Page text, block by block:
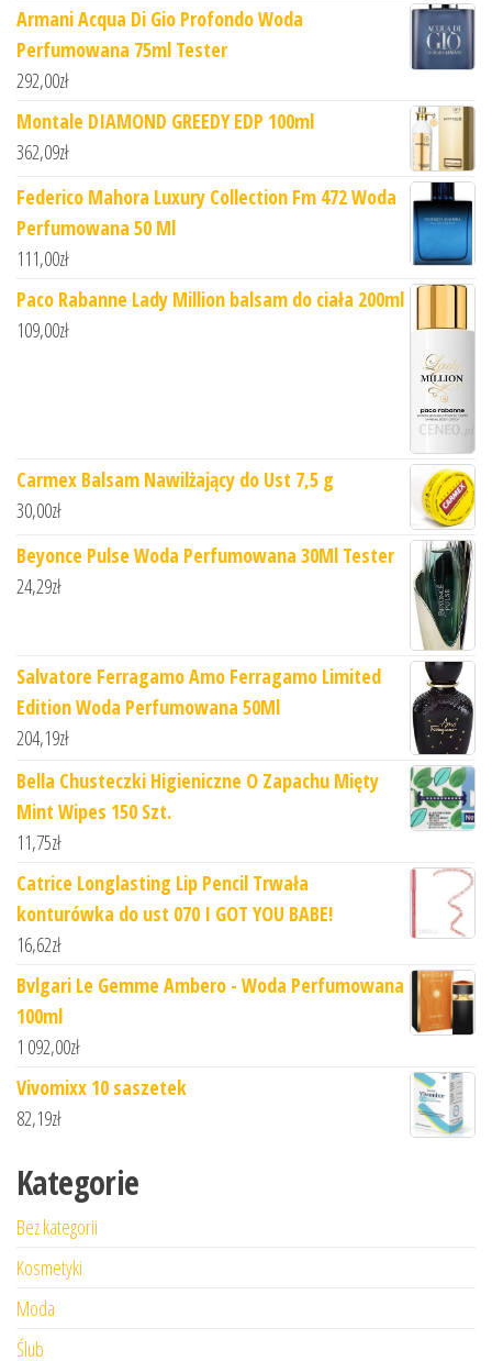
Armani Acqua Di Gio Profondo Woda
Perfumowana 75ml Tester
292,00zł
Montale DIAMOND GREEDY EDP 100ml
362,09zł
Federico Mahora Luxury Collection Fm 472 Woda
Perfumowana 50 Ml
111,00zł
Paco Rabanne Lady Million balsam do ciała 200ml
109,00zł
Carmex Balsam Nawilżający do Ust 7,5 g
30,00zł
Beyonce Pulse Woda Perfumowana 30Ml Tester
24,29zł
Salvatore Ferragamo Amo Ferragamo Limited
Edition Woda Perfumowana 50Ml
204,19zł
Bella Chusteczki Higieniczne O Zapachu Mięty
Mint Wipes 150 Szt.
11,75zł
Catrice Longlasting Lip Pencil Trwała
konturówka do ust 070 I GOT YOU BABE!
16,62zł
Bvlgari Le Gemme Ambero - Woda Perfumowana
100ml
1 092,00zł
Vivomixx 10 saszetek
82,19zł
Kategorie
Bez kategorii
Kosmetyki
Moda
Ślub